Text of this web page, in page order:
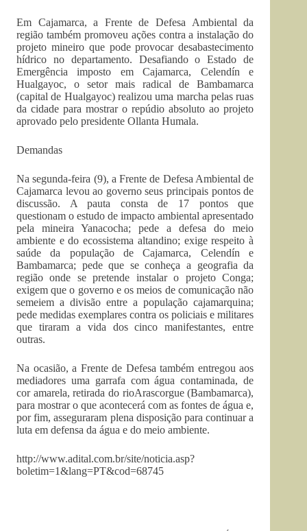
Em Cajamarca, a Frente de Defesa Ambiental da
região também promoveu ações contra a instalação do
projeto mineiro que pode provocar desabastecimento
hídrico no departamento. Desafiando o Estado de
Emergência imposto em Cajamarca, Celendín e
Hualgayoc, o setor mais radical de Bambamarca
(capital de Hualgayoc) realizou uma marcha pelas ruas
da cidade para mostrar o repúdio absoluto ao projeto
aprovado pelo presidente Ollanta Humala.
Demandas
Na segunda-feira (9), a Frente de Defesa Ambiental de
Cajamarca levou ao governo seus principais pontos de
discussão. A pauta consta de 17 pontos que
questionam o estudo de impacto ambiental apresentado
pela mineira Yanacocha; pede a defesa do meio
ambiente e do ecossistema altandino; exige respeito à
saúde da população de Cajamarca, Celendín e
Bambamarca; pede que se conheça a geografia da
região onde se pretende instalar o projeto Conga;
exigem que o governo e os meios de comunicação não
semeiem a divisão entre a população cajamarquina;
pede medidas exemplares contra os policiais e militares
que tiraram a vida dos cinco manifestantes, entre
outras.
Na ocasião, a Frente de Defesa também entregou aos
mediadores uma garrafa com água contaminada, de
cor amarela, retirada do rioArascorgue (Bambamarca),
para mostrar o que acontecerá com as fontes de água e,
por fim, asseguraram plena disposição para continuar a
luta em defensa da água e do meio ambiente.
http://www.adital.com.br/site/noticia.asp?
boletim=1&lang=PT&cod=68745